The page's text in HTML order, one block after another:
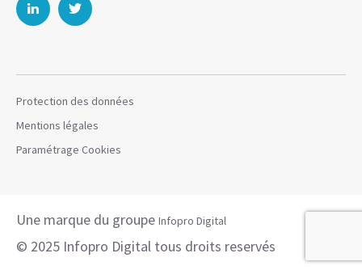
Protection des données
Mentions légales
Paramétrage Cookies
Une marque du groupe Infopro Digital
© 2025 Infopro Digital tous droits reservés